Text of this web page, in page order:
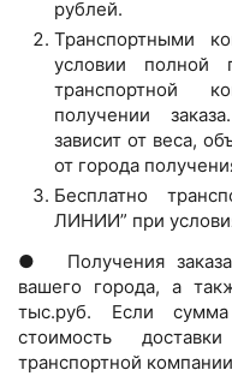
рублей.
Транспортными
условии полной
транспортной
получении
зависит от веса,
от города
Бесплатно
ЛИНИИ” при
● Получения заказа
вашего города, а
тыс.руб. Если
стоимость
транспортной